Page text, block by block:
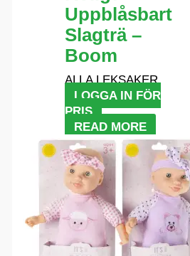
Uppblåsbart
Slagträ –
Boom
ALLA LEKSAKER
LOGGA IN FÖR
PRIS
READ MORE